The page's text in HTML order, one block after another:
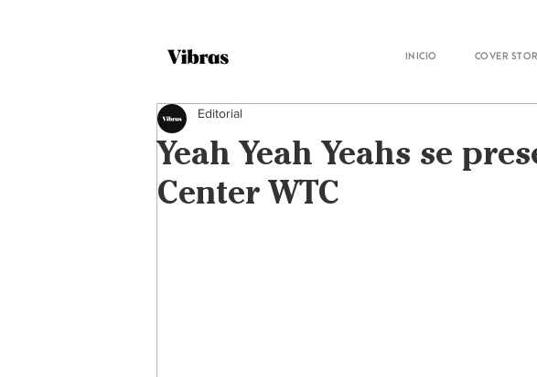
Inicio Cover
Yeah Yeah Yeahs se
Center WTC
Editorial